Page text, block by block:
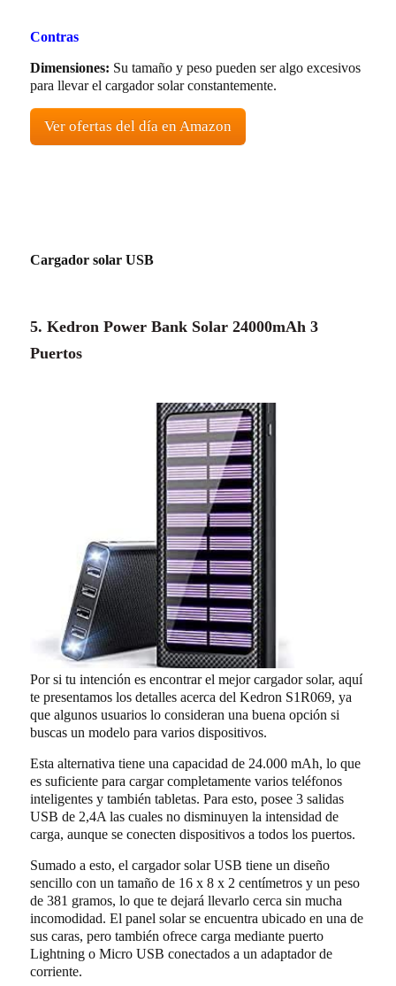
Contras
Dimensiones: Su tamaño y peso pueden ser algo excesivos
para llevar el cargador solar constantemente.
Ver ofertas del día en Amazon
Cargador solar USB
5. Kedron Power Bank Solar 24000mAh 3
Puertos
Por si tu intención es encontrar el mejor cargador solar, aquí
te presentamos los detalles acerca del Kedron S1R069, ya
que algunos usuarios lo consideran una buena opción si
buscas un modelo para varios dispositivos.
Esta alternativa tiene una capacidad de 24.000 mAh, lo que
es suficiente para cargar completamente varios teléfonos
inteligentes y también tabletas. Para esto, posee 3 salidas
USB de 2,4A las cuales no disminuyen la intensidad de
carga, aunque se conecten dispositivos a todos los puertos.
Sumado a esto, el cargador solar USB tiene un diseño
sencillo con un tamaño de 16 x 8 x 2 centímetros y un peso
de 381 gramos, lo que te dejará llevarlo cerca sin mucha
incomodidad. El panel solar se encuentra ubicado en una de
sus caras, pero también ofrece carga mediante puerto
Lightning o Micro USB conectados a un adaptador de
corriente.